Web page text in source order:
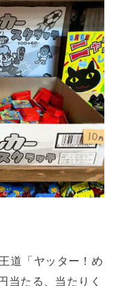
道「ヤッター！め
当たる、当たりく